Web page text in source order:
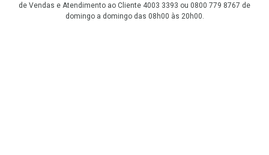
de Vendas e Atendimento ao Cliente 4003 3393 ou 0800 779 8767 de
domingo a domingo das 08h00 às 20h00.